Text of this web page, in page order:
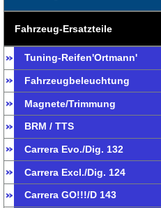
Fahrzeug-Ersatzteile
Tuning-Reifen'Ortmann'
Fahrzeugbeleuchtung
Magnete/Trimmung
BRM / TTS
Carrera Evo./Dig. 132
Carrera Excl./Dig. 124
Carrera GO!!!/D 143